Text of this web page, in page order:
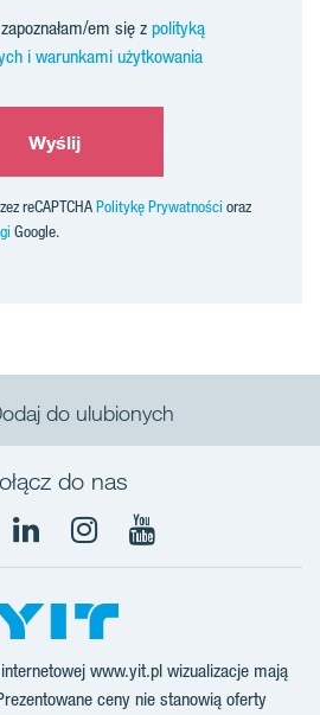
do ulubionych
em się z polityką
i warunkami użytkowania
Wyślij
reCAPTCHAPolitykę Prywatności oraz
Google.
do nas
LinkedInInstagram
YouTube
www.yit.pl wizualizacje mają
ceny nie stanowią oferty